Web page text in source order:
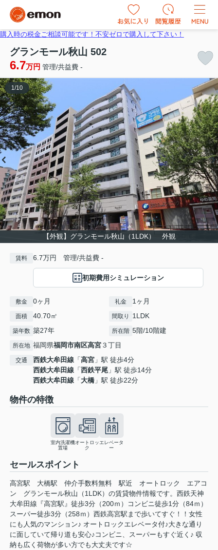
購入時の税金ご相談可能です！不安ゼロで購入して下さい！
グランモール秋山 502
6.7万円 管理/共益費 -
【外観】グランモール秋山（1LDK） 外観
1 /10
賃料 6.7万円 管理/共益費 -
初期費用シミュレーション
敷金 0ヶ月 礼金 1ヶ月
面積 40.70㎡ 間取り 1LDK
築年数 築27年 所在階 5階/10階建
所在地 福岡県福岡市南区高宮３丁目
交通 西鉄大牟田線 「高宮 」駅 徒歩4分
西鉄大牟田線 「西鉄平尾 」駅 徒歩14分
西鉄大牟田線 「大橋 」駅 徒歩22分
物件の特徴
室内洗濯機
置場
オートロッ
ク
エレベータ
ー
セールスポイント
高宮駅 大橋駅 仲介手数料無料 駅近 オートロック エアコ
ン グランモール秋山（1LDK）の賃貸物件情報です。西鉄天神
大牟田線『高宮駅』徒歩3分（200ｍ）コンビニ徒歩1分（84ｍ）
スーパー徒歩3分（258ｍ）西鉄高宮駅まで歩いてすぐ！！女性
にも人気のマンション♪ オートロックエレベータ付♪大きな通り
に面していて帰り道も安心♪コンビニ、スーパーもすぐ近く♪ 収
納も広く荷物が多い方でも大丈夫です☆